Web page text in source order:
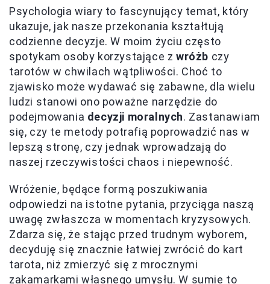
Psychologia wiary to fascynujący temat, który
ukazuje, jak nasze przekonania kształtują
codzienne decyzje. W moim życiu często
spotykam osoby korzystające zwróżb czy
tarotów w chwilach wątpliwości. Choć to
zjawisko może wydawać się zabawne, dla wielu
ludzi stanowi ono poważne narzędzie do
podejmowania decyzji moralnych. Zastanawiam
się, czy te metody potrafią poprowadzić nas w
lepszą stronę, czy jednak wprowadzają do
naszej rzeczywistości chaos i niepewność.
Wróżenie, będące formą poszukiwania
odpowiedzi na istotne pytania, przyciąga naszą
uwagę zwłaszcza w momentach kryzysowych.
Zdarza się, że stając przed trudnym wyborem,
decyduję się znacznie łatwiej zwrócić do kart
tarota, niż zmierzyć się z mrocznymi
zakamarkami własnego umysłu. W sumie to